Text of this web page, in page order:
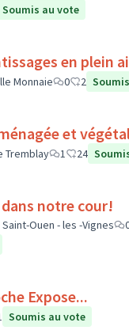
Soumis au vote
en plein
Monnaie 0 2
et
Tremblay 1 24
notre cour!
Ouen - les -Vignes
Affiche Accroche Expose...
Soumis au vote